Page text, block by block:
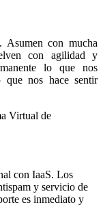
con mucha
con agilidad y
lo que nos
que nos hace sentir
Virtual de
con IaaS. Los
y servicio de
es inmediato y